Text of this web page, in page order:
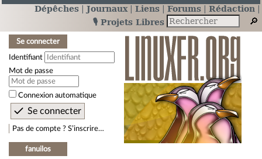
Dépêches Journaux Liens Forums
Rédaction
🎙️ Projets Libres
Se connecter
Identifiant
Mot de passe
Connexion automatique
Pas de compte ? S’inscrire…
fanuilos